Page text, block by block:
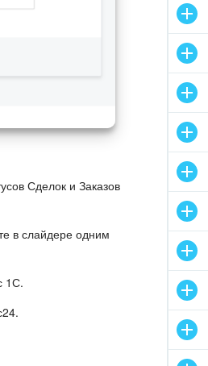
Сделок и Заказов
в слайдере одним
1С.